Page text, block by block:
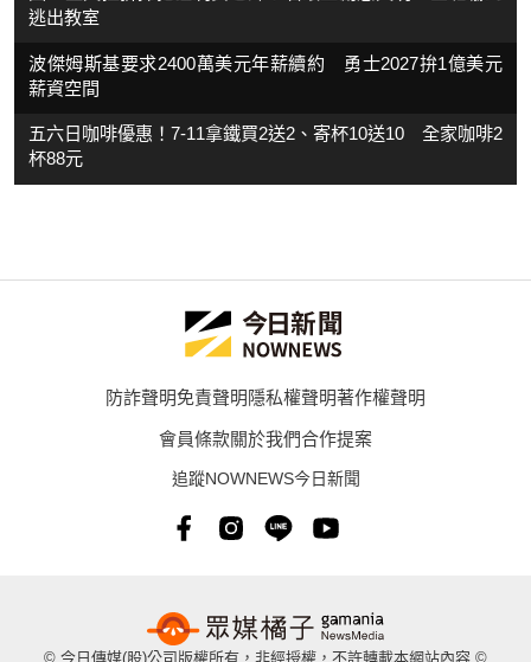
逃出教室
波傑姆斯基要求2400萬美元年薪續約 勇士2027拚1億美元
薪資空間
五六日咖啡優惠！7-11拿鐵買2送2、寄杯10送10 全家咖啡2
杯88元
防詐聲明免責聲明隱私權聲明著作權聲明
會員條款關於我們合作提案
追蹤NOWNEWS今日新聞
© 今日傳媒(股)公司版權所有，非經授權，不許轉載本網站內容 ©